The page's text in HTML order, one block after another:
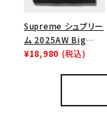
Supreme シュプリー
ム 2025AW Big
Logo Beanie ビッグ
¥18,980 (税込)